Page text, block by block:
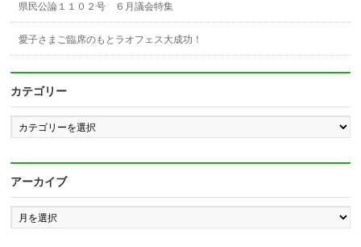
県民公論１１０２号 ６月議会特集
愛子さまご臨席のもとラオフェス大成功！
カテゴリー
カ
テ
アーカイブ
ア
ー